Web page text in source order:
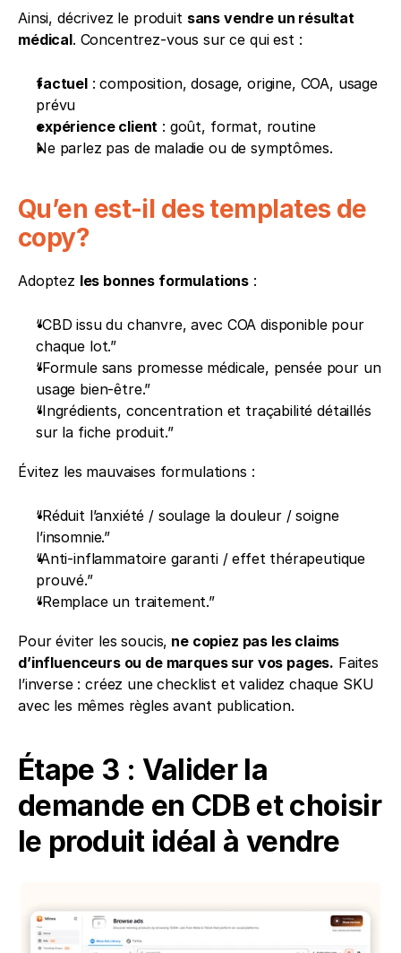
Ainsi, décrivez le produit sans vendre un résultat
médical. Concentrez-vous sur ce qui est :
factuel : composition, dosage, origine, COA, usage
prévu
expérience client : goût, format, routine
Ne parlez pas de maladie ou de symptômes.
Qu’en est-il des templates de
copy?
Adoptez les bonnes formulations :
“CBD issu du chanvre, avec COA disponible pour
chaque lot.”
“Formule sans promesse médicale, pensée pour un
usage bien-être.”
“Ingrédients, concentration et traçabilité détaillés
sur la fiche produit.”
Évitez les mauvaises formulations :
“Réduit l’anxiété / soulage la douleur / soigne
l’insomnie.”
“Anti-inflammatoire garanti / effet thérapeutique
prouvé.”
“Remplace un traitement.”
Pour éviter les soucis, ne copiez pas les claims
d’influenceurs ou de marques sur vos pages. Faites
l’inverse : créez une checklist et validez chaque SKU
avec les mêmes règles avant publication.
Étape 3 : Valider la
demande en CDB et choisir
le produit idéal à vendre